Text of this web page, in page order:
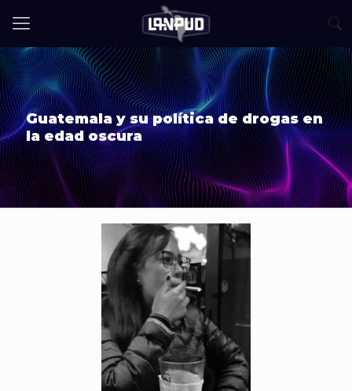
Guatemala y su política de drogas en
la edad oscura